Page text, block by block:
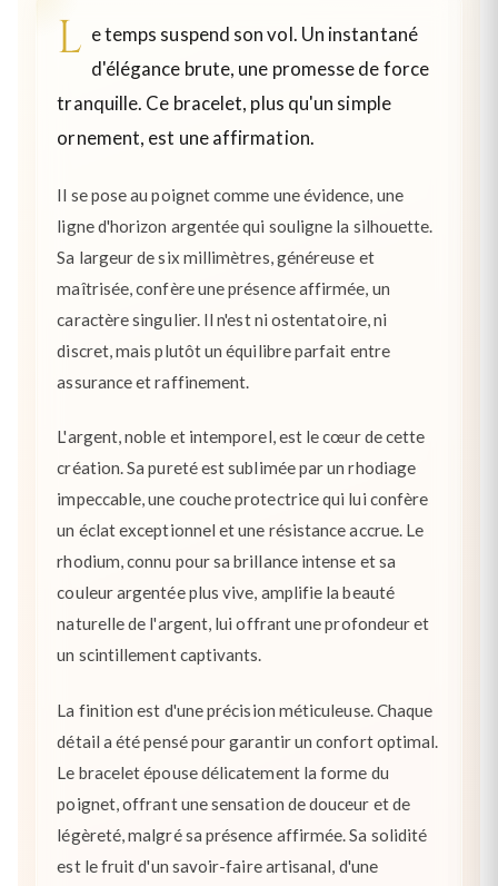
L e temps suspend son vol. Un instantané
d'élégance brute, une promesse de force
tranquille. Ce bracelet, plus qu'un simple
ornement, est une affirmation.
Il se pose au poignet comme une évidence, une
ligne d'horizon argentée qui souligne la silhouette.
Sa largeur de six millimètres, généreuse et
maîtrisée, confère une présence affirmée, un
caractère singulier. Il n'est ni ostentatoire, ni
discret, mais plutôt un équilibre parfait entre
assurance et raffinement.
L'argent, noble et intemporel, est le cœur de cette
création. Sa pureté est sublimée par un rhodiage
impeccable, une couche protectrice qui lui confère
un éclat exceptionnel et une résistance accrue. Le
rhodium, connu pour sa brillance intense et sa
couleur argentée plus vive, amplifie la beauté
naturelle de l'argent, lui offrant une profondeur et
un scintillement captivants.
La finition est d'une précision méticuleuse. Chaque
détail a été pensé pour garantir un confort optimal.
Le bracelet épouse délicatement la forme du
poignet, offrant une sensation de douceur et de
légèreté, malgré sa présence affirmée. Sa solidité
est le fruit d'un savoir-faire artisanal, d'une